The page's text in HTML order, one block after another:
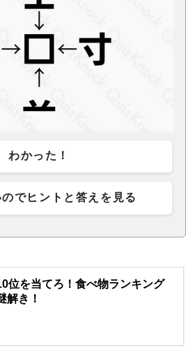
わかった！
でヒントと答えを見る
位を当てろ！食べ物ランキング
解き！